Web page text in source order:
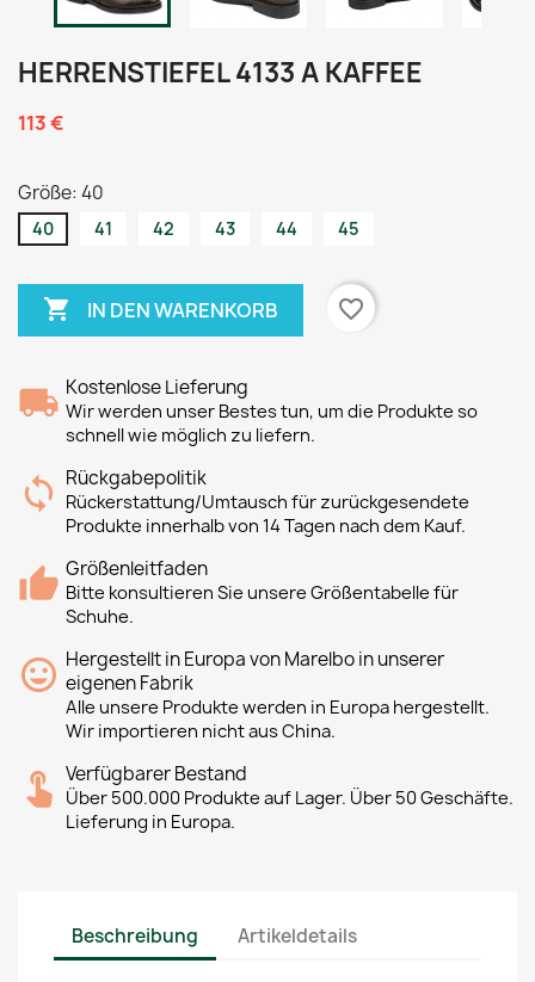
HERRENSTIEFEL 4133 A KAFFEE
113 €
Größe: 40
40 41 42 43 44 45
 IN DEN WARENKORB favorite_border
Kostenlose Lieferung
Wir werden unser Bestes tun, um die Produkte so
schnell wie möglich zu liefern.
Rückgabepolitik
Rückerstattung/Umtausch für zurückgesendete
Produkte innerhalb von 14 Tagen nach dem Kauf.
Größenleitfaden
Bitte konsultieren Sie unsere Größentabelle für
Schuhe.
Hergestellt in Europa von Marelbo in unserer
eigenen Fabrik
Alle unsere Produkte werden in Europa hergestellt.
Wir importieren nicht aus China.
Verfügbarer Bestand
Über 500.000 Produkte auf Lager. Über 50 Geschäfte.
Lieferung in Europa.
Beschreibung Artikeldetails